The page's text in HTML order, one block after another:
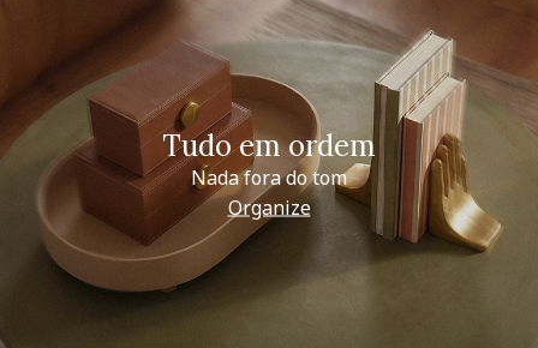
Tudo em ordem
Nada fora do tom
Organize